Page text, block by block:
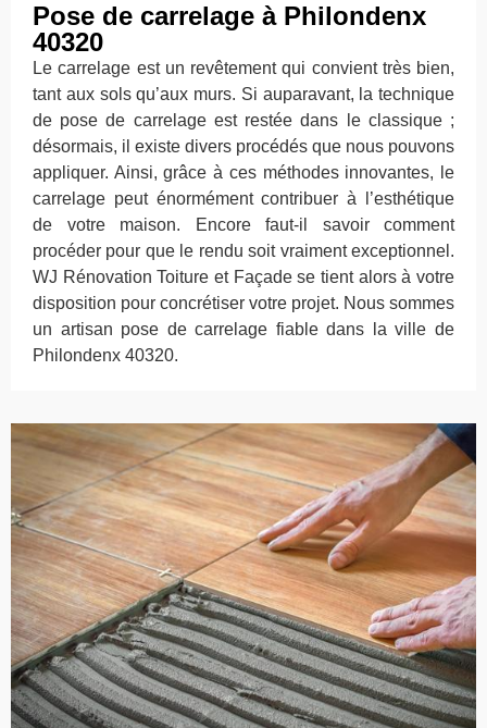
Pose de carrelage à Philondenx
40320
Le carrelage est un revêtement qui convient très bien,
tant aux sols qu’aux murs. Si auparavant, la technique
de pose de carrelage est restée dans le classique ;
désormais, il existe divers procédés que nous pouvons
appliquer. Ainsi, grâce à ces méthodes innovantes, le
carrelage peut énormément contribuer à l’esthétique
de votre maison. Encore faut-il savoir comment
procéder pour que le rendu soit vraiment exceptionnel.
WJ Rénovation Toiture et Façade se tient alors à votre
disposition pour concrétiser votre projet. Nous sommes
un artisan pose de carrelage fiable dans la ville de
Philondenx 40320.